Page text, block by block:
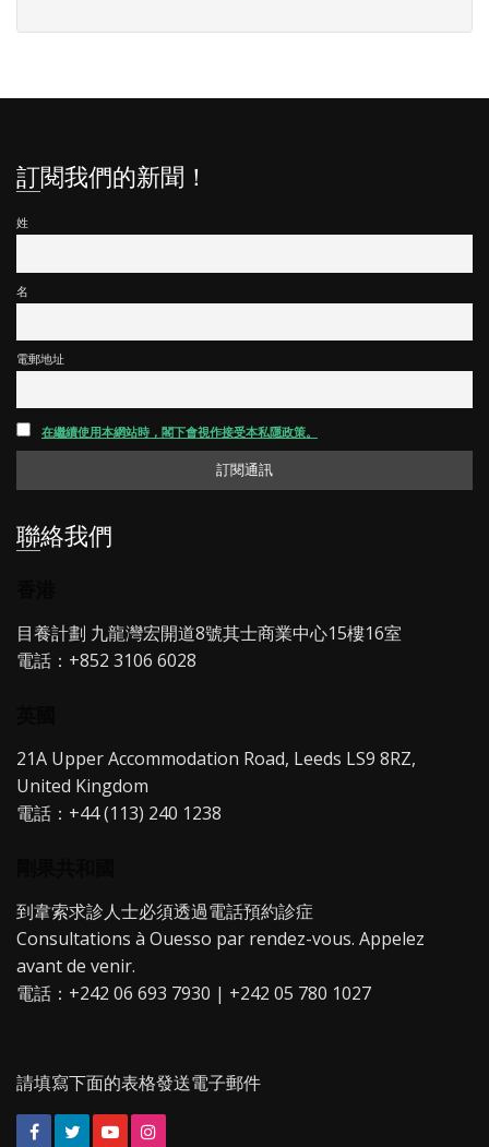
訂閱我們的新聞！
姓
名
電郵地址
在繼續使用本網站時，閣下會視作接受本私隱政策。
聯絡我們
目養計劃 九龍灣宏開道8號其士商業中心15樓16室
電話：+852 3106 6028
21A Upper Accommodation Road, Leeds LS9 8RZ,
United Kingdom
電話：+44 (113) 240 1238
到韋索求診人士必須透過電話預約診症
Consultations à Ouesso par rendez-vous. Appelez
avant de venir.
電話：+242 06 693 7930 | +242 05 780 1027
請填寫下面的表格發送電子郵件
FacebookTwitterYouTube